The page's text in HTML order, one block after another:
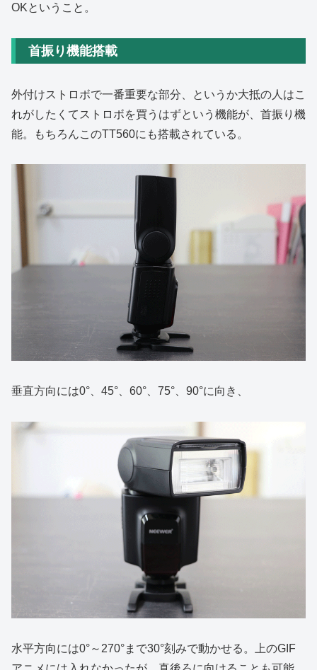
OKということ。
首振り機能搭載
外付けストロボで一番重要な部分、というか大抵の人はこ
れがしたくてストロボを買うはずという機能が、首振り機
能。もちろんこのTT560にも搭載されている。
垂直方向には0°、45°、60°、75°、90°に向き、
水平方向には0°～270°まで30°刻みで動かせる。上のGIF